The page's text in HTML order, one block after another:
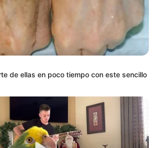
nuevos detalles sobre la muerte a
en el barrio El Milagro
de ellas en poco tiempo con este sencillo